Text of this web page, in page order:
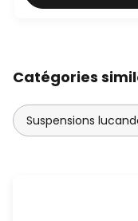
Catégories
Suspensions